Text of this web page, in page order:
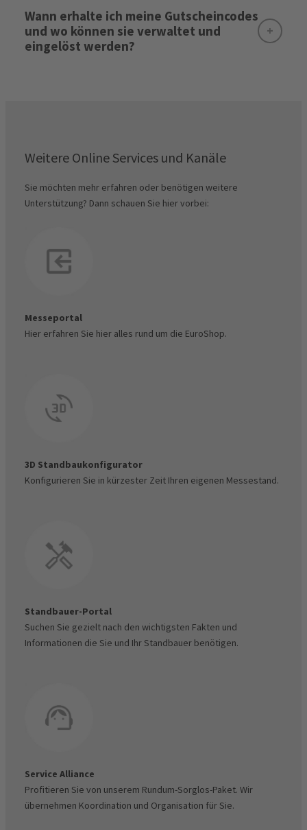
Ausnahme:
Wann erhalte ich meine Gutscheincodes
und wo können sie verwaltet und
eingelöst werden?
Aussteller-Gutscheincodemanager
Weitere Online Services und Kanäle
Sie möchten mehr erfahren oder benötigen weitere
Unterstützung? Dann schauen Sie hier vorbei:
Messeportal
Hier erfahren Sie hier alles rund um die EuroShop.
3D Standbaukonfigurator
Konfigurieren Sie in kürzester Zeit Ihren eigenen Messestand.
Standbauer-Portal
Suchen Sie gezielt nach den wichtigsten Fakten und
Informationen die Sie und Ihr Standbauer benötigen.
Service Alliance
Profitieren Sie von unserem Rundum-Sorglos-Paket. Wir
übernehmen Koordination und Organisation für Sie.